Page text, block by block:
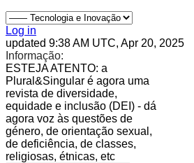
Log in
updated 9:38 AM UTC, Apr 20, 2025
Informação:
ESTEJA ATENTO: a
Plural&Singular é agora uma
revista de diversidade,
equidade e inclusão (DEI) - dá
agora voz às questões de
género, de orientação sexual,
de deficiência, de classes,
religiosas, étnicas, etc